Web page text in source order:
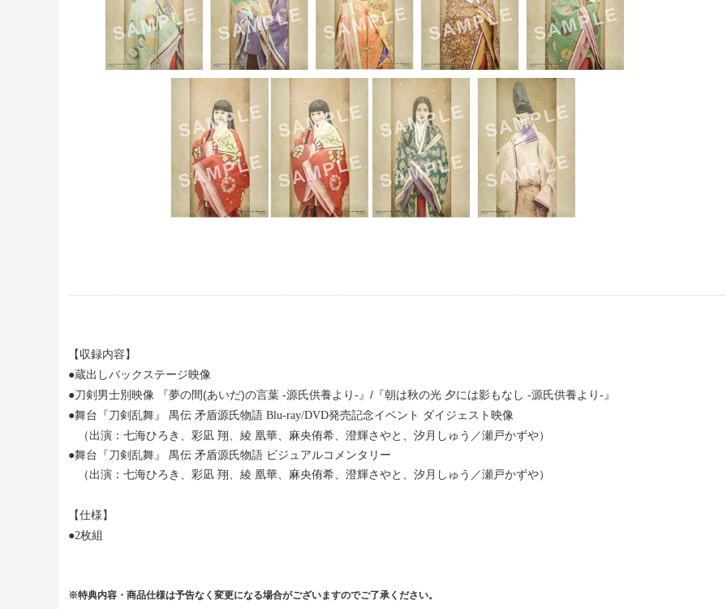
【収録内容】
●蔵出しバックステージ映像
●刀剣男士別映像 『夢の間(あいだ)の言葉 -源氏供養より-』/『朝は秋の光 夕には影もなし -源氏供養より-』
●舞台『刀剣乱舞』 禺伝 矛盾源氏物語 Blu-ray/DVD発売記念イベント ダイジェスト映像
（出演：七海ひろき、彩凪 翔、綾 凰華、麻央侑希、澄輝さやと、汐月しゅう／瀬戸かずや）
●舞台『刀剣乱舞』 禺伝 矛盾源氏物語 ビジュアルコメンタリー
（出演：七海ひろき、彩凪 翔、綾 凰華、麻央侑希、澄輝さやと、汐月しゅう／瀬戸かずや）
【仕様】
●2枚組
※特典内容・商品仕様は予告なく変更になる場合がございますのでご了承ください。